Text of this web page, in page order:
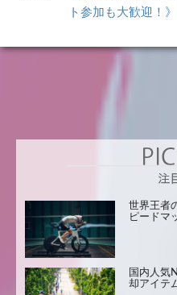
ト参加も大歓迎！》
世界王者
ピードマ
国内人気
却アイテ